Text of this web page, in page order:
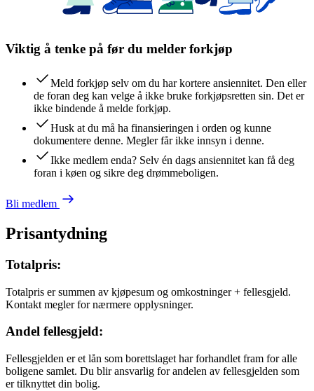
Viktig å tenke på før du melder forkjøp
Meld forkjøp selv om du har kortere ansiennitet. Den eller
de foran deg kan velge å ikke bruke forkjøpsretten sin. Det er
ikke bindende å melde forkjøp.
Husk at du må ha finansieringen i orden og kunne
dokumentere denne. Megler får ikke innsyn i denne.
Ikke medlem enda? Selv én dags ansiennitet kan få deg
foran i køen og sikre deg drømmeboligen.
Bli medlem
Prisantydning
Totalpris:
Totalpris er summen av kjøpesum og omkostninger + fellesgjeld.
Kontakt megler for nærmere opplysninger.
Andel fellesgjeld:
Fellesgjelden er et lån som borettslaget har forhandlet fram for alle
boligene samlet. Du blir ansvarlig for andelen av fellesgjelden som
er tilknyttet din bolig.